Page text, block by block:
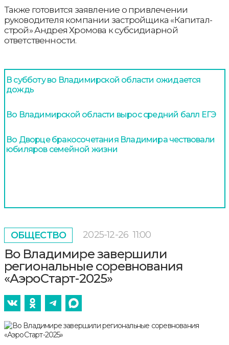
Также готовится заявление о привлечении
руководителя компании застройщика «Капитал-
строй» Андрея Хромова к субсидиарной
ответственности.
В субботу во Владимирской области ожидается
дождь
Во Владимирской области вырос средний балл ЕГЭ
Во Дворце бракосочетания Владимира чествовали
юбиляров семейной жизни
ОБЩЕСТВО 2025-12-26 11:00
Во Владимире завершили
региональные соревнования
«АэроСтарт-2025»